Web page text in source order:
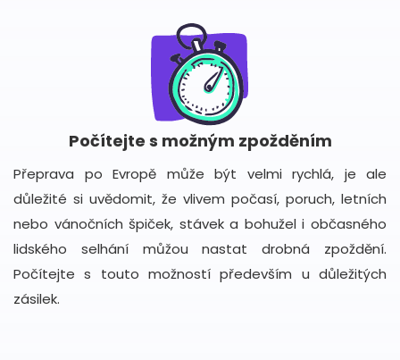
Počítejte s možným zpožděním
Přeprava po Evropě může být velmi rychlá, je ale
důležité si uvědomit, že vlivem počasí, poruch, letních
nebo vánočních špiček, stávek a bohužel i občasného
lidského selhání můžou nastat drobná zpoždění.
Počítejte s touto možností především u důležitých
zásilek.